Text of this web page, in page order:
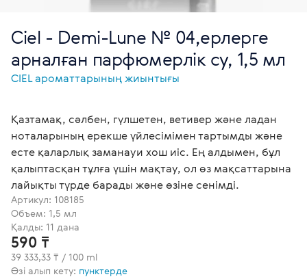
Ciel - Demi-Lune № 04,ерлерге
арналған парфюмерлік су, 1,5 мл
СІЕL ароматтарының жиынтығы
Қазтамақ, сәлбен, гүлшетен, ветивер және ладан
ноталарының ерекше үйлесімімен тартымды және
есте қаларлық заманауи хош иіс. Ең алдымен, бұл
қалыптасқан тұлға үшін мақтау, ол өз мақсаттарына
лайықты түрде барады және өзіне сенімді.
Артикул: 108185
Объем: 1,5 мл
Қалды: 11 дана
590 ₸
39 333,33 ₸ / 100 ml
Өзі алып кету: пунктерде